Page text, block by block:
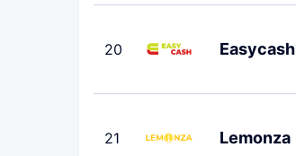
20 Easycash
21 Lemonza